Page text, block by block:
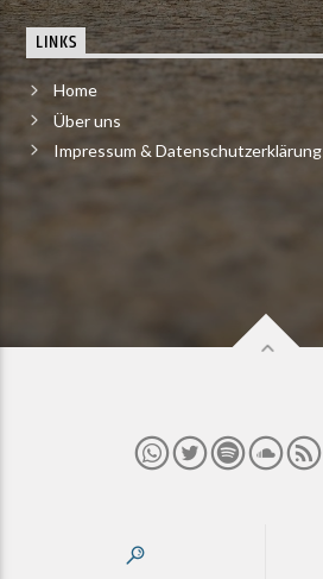
LINKS
Home
Über uns
Impressum & Datenschutzerklärung